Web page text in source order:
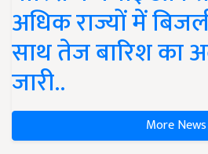
अधिक राज्यों में
साथ तेज बारिश का
जारी..
More News